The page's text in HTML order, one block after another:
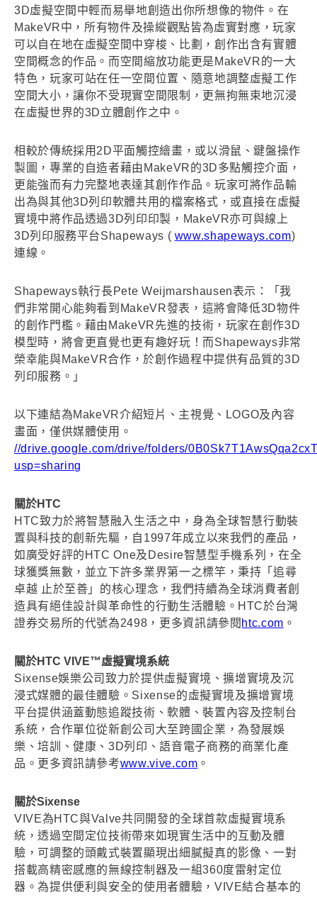
3D虛擬空間中輕而易舉地創造出你所想像的物件。在
MakeVR中，所有物件及操縱觀點皆為虛實對應，玩家
可以自在地在虛擬空間中穿梭、比劃，創作出含有實體
空間概念的作品。而空間縮放功能更是MakeVR的一大
特色，玩家可站在任一空間位置、隨意地調整虛擬工作
空間大小，讓你不受現實空間限制，更無拘無束地沉浸
在虛擬世界的3D立體創作之中。
相較於傳統採用2D平面觸控繪畫，或以滑鼠、鍵盤操作
製圖，專業的自造者藉由MakeVR的3D多點觸控介面，
更能強而有力完整地表達其創作作品。玩家可將作品輸
出為與其他3D列印軟體共用的檔案格式，或直接在虛擬
實境中將作品透過3D列印印製，MakeVR亦可與線上
3D列印服務平台Shapeways ( www.shapeways.com)
連線。
Shapeways執行長Pete Weijmarshausen表示：「我
們非常開心能夠看到MakeVR發表，這將會降低3D物件
的創作門檻。藉由MakeVR先進的技術，玩家在創作3D
模型時，將會更直覺也更有趣好玩！而Shapeways非常
榮幸能與MakeVR合作，於創作過程中提供有品質的3D
列印服務。」
以下連結為MakeVR介紹短片、主視覺、LOGO及內容
畫面，僅供媒體使用。
//drive.google.com/drive/folders/
usp=sharing
關於HTC
HTC致力於將智慧融入生活之中，身為全球智慧行動裝
置與科技的創新先驅，自1997年成立以來我們的產品，
如廣受好評的HTC One及Desire智慧型手機系列，在全
球獲獎無數，並立下許多業界第一之標竿，秉持「追尋
卓越 止於至善」的核心理念，我們持續為全球消費者創
造具有絕佳設計與革命性的行動生活體驗。HTC於台灣
證券交易所的代號為2498，更多資訊請參閱 htc.com 。
關於HTC VIVE™虛擬實境系統
Sixense娛樂公司致力於提供虛擬實境、擴增實境及沉
浸式媒體的最佳體驗。Sixense的虛擬實境及擴增實境
平台提供涵蓋動態追蹤技術、軟體、裝置內容及控制台
系統，合作單位從新創公司大至跨國企業，為發展娛
樂、培訓、健康、3D列印、語音電子商務的商業化產
品。更多資訊請參考www.vive.com 。
關於Sixense
VIVE為HTC與Valve共同開發的全球首款虛擬實境系
統，透過空間定位技術帶來如現實生活中的互動及體
驗，可調整的頭戴式裝置顯現出細膩擬真的影像、一對
搭載高精密感應的無線控制器及一組360度雷射定位
器。為提供便利與安全的使用者體驗，VIVE結合基本的